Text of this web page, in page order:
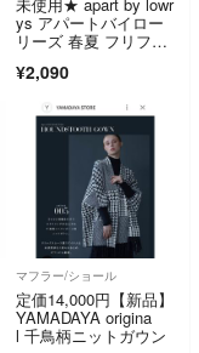
ys アパートバイロー
リーズ 春夏 フリフ
ルインワン サロペッ
¥2,090
マフラー/ショール
定価14,000円【新品】
YAMADAYA origina
l 千鳥柄ニットガウン